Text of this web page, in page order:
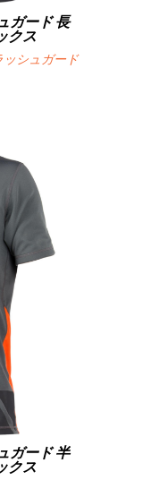
ガード 長
クス
ッシュガード
ガード 半
クス